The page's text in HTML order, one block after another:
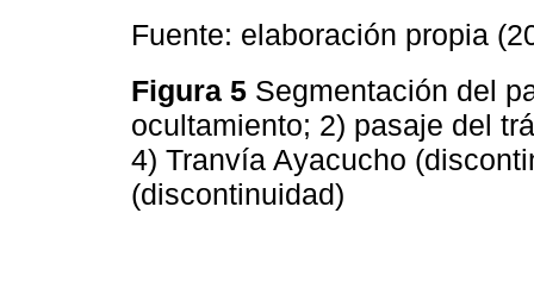
Fuente: elaboración propia
Figura 5 Segmentación del
ocultamiento; 2) pasaje del
4) Tranvía Ayacucho
(discontinuidad)